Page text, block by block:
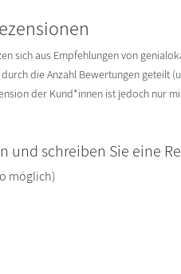
sich aus Empfehlungen von
die Anzahl Bewertungen geteilt
der Kund*innen ist jedoch nur
und schreiben Sie eine
möglich)